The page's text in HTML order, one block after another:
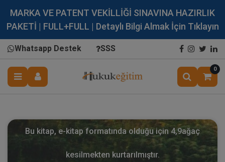
MARKA VE PATENT VEKİLLİĞİ SINAVINA HAZIRLIK
PAKETİ | FULL+FULL | Detaylı Bilgi Almak İçin Tıklayın
Whatsapp Destek SSS
0
Bu kitap, e-kitap formatında olduğu için 4,9ağaç
kesilmekten kurtarılmıştır.